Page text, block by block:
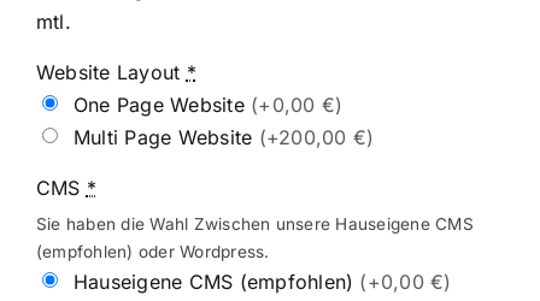
mtl.
Website Layout *
One Page Website (+0,00 €)
Multi Page Website (+200,00 €)
CMS *
Sie haben die Wahl Zwischen unsere Hauseigene CMS
(empfohlen) oder Wordpress.
Hauseigene CMS (empfohlen) (+0,00 €)